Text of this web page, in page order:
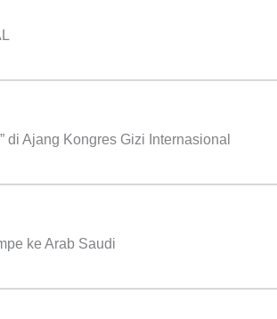
di Ajang Kongres Gizi Internasional
ke Arab Saudi